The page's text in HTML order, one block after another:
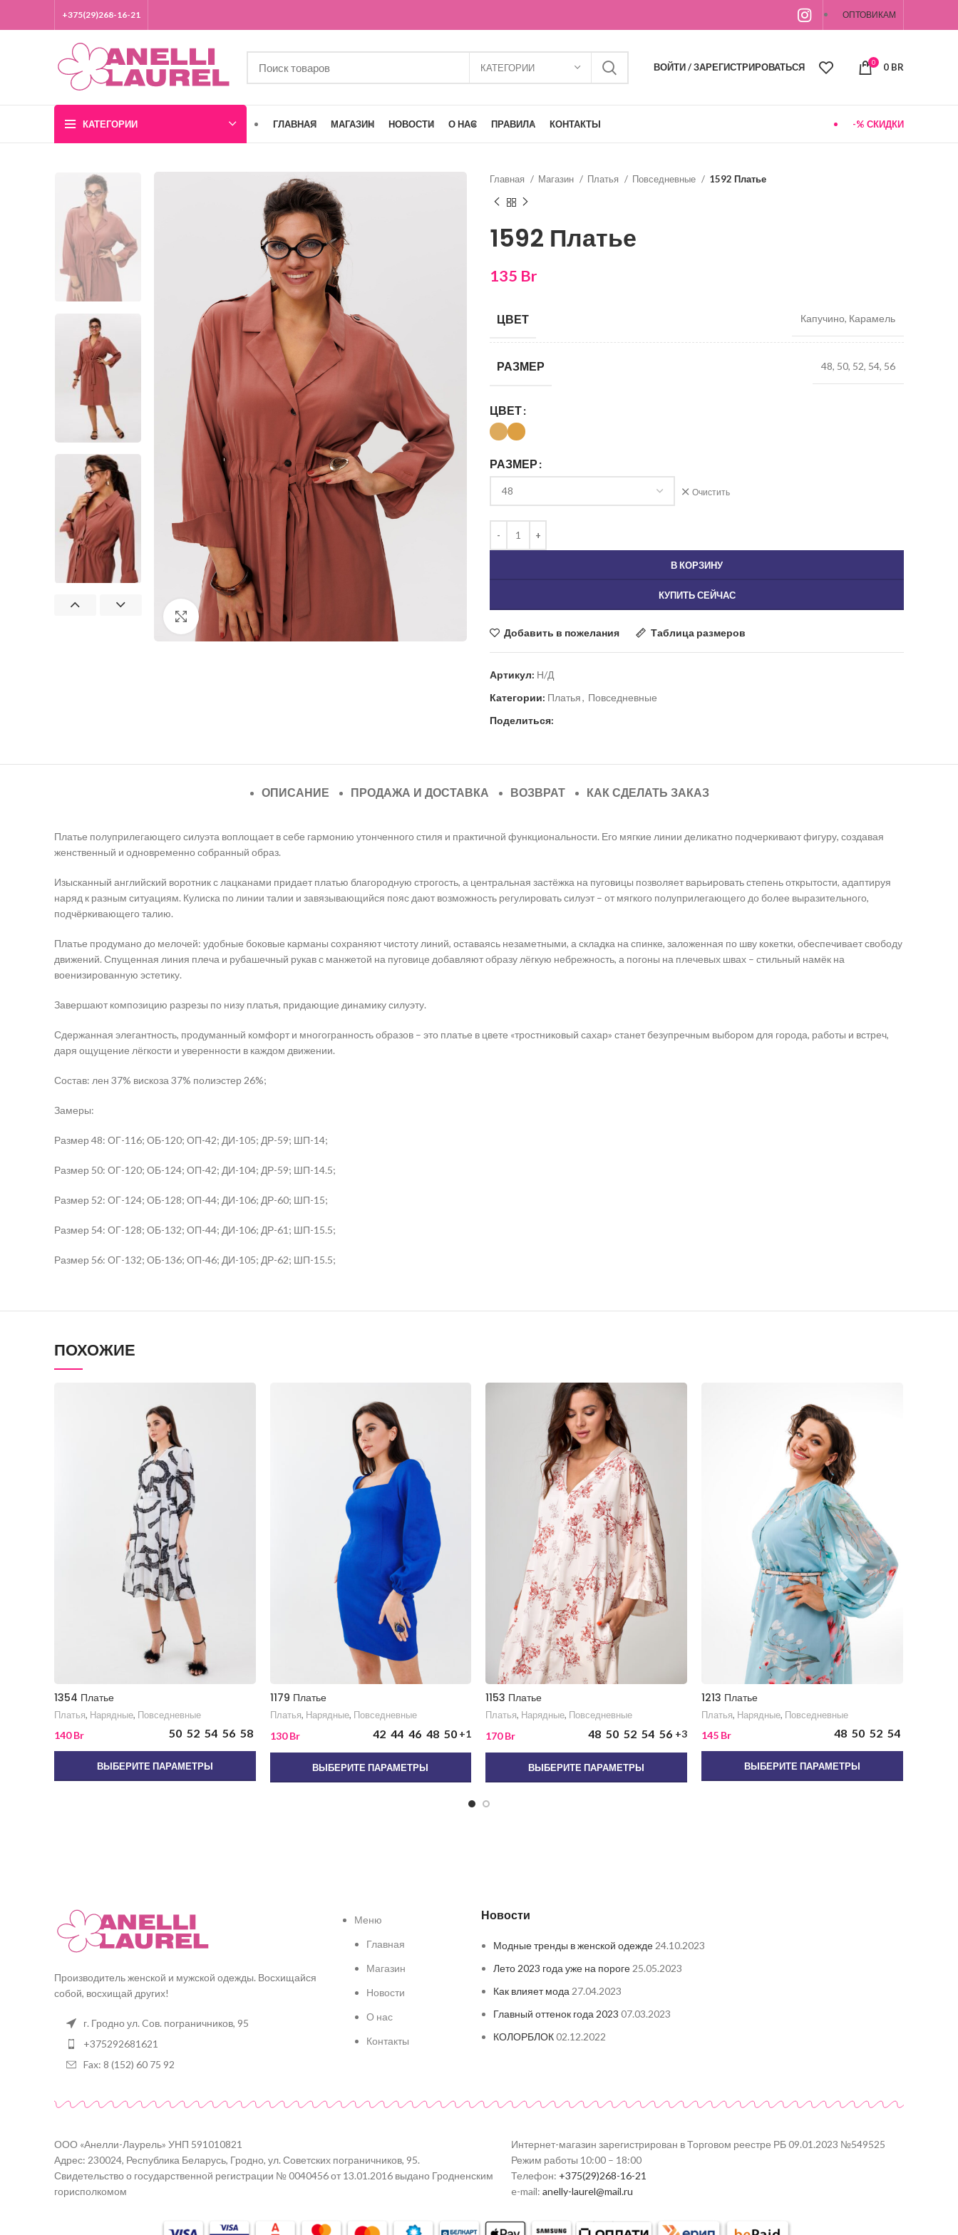
+375(29)268-16-21 ОПТОВИКАМ
КАТЕГОРИИ ВОЙТИ / ЗАРЕГИСТРИРОВАТЬСЯ 0 0 BR
КАТЕГОРИИ ГЛАВНАЯ МАГАЗИН НОВОСТИ О НАС ПРАВИЛА КОНТАКТЫ -% СКИДКИ
Нажмите, чтобы увеличить изображение
Главная Магазин Платья Повседневные 1592 Платье
1592 Платье
135 Br
ЦВЕТ Капучино, Карамель
РАЗМЕР 48, 50, 52, 54, 56
ЦВЕТ
РАЗМЕР
Очистить
В КОРЗИНУ
КУПИТЬ СЕЙЧАС
Добавить в пожелания Таблица размеров
Артикул: Н/Д
Категории: Платья, Повседневные
Поделиться:
ОПИСАНИЕ ПРОДАЖА И ДОСТАВКА ВОЗВРАТ КАК СДЕЛАТЬ ЗАКАЗ
Платье полуприлегающего силуэта воплощает в себе гармонию утонченного стиля и практичной функциональности. Его мягкие линии деликатно подчеркивают фигуру, создавая
женственный и одновременно собранный образ.
Изысканный английский воротник с лацканами придает платью благородную строгость, а центральная застёжка на пуговицы позволяет варьировать степень открытости, адаптируя
наряд к разным ситуациям. Кулиска по линии талии и завязывающийся пояс дают возможность регулировать силуэт – от мягкого полуприлегающего до более выразительного,
подчёркивающего талию.
Платье продумано до мелочей: удобные боковые карманы сохраняют чистоту линий, оставаясь незаметными, а складка на спинке, заложенная по шву кокетки, обеспечивает свободу
движений. Спущенная линия плеча и рубашечный рукав с манжетой на пуговице добавляют образу лёгкую небрежность, а погоны на плечевых швах – стильный намёк на
военизированную эстетику.
Завершают композицию разрезы по низу платья, придающие динамику силуэту.
Сдержанная элегантность, продуманный комфорт и многогранность образов – это платье в цвете «тростниковый сахар» станет безупречным выбором для города, работы и встреч,
даря ощущение лёгкости и уверенности в каждом движении.
Состав: лен 37% вискоза 37% полиэстер 26%;
Замеры:
Размер 48: ОГ-116; ОБ-120; ОП-42; ДИ-105; ДР-59; ШП-14;
Размер 50: ОГ-120; ОБ-124; ОП-42; ДИ-104; ДР-59; ШП-14.5;
Размер 52: ОГ-124; ОБ-128; ОП-44; ДИ-106; ДР-60; ШП-15;
Размер 54: ОГ-128; ОБ-132; ОП-44; ДИ-106; ДР-61; ШП-15.5;
Размер 56: ОГ-132; ОБ-136; ОП-46; ДИ-105; ДР-62; ШП-15.5;
ПОХОЖИЕ
1354 Платье
Платья, Нарядные, Повседневные
140Br 50 52 54 56 58
ВЫБЕРИТЕ ПАРАМЕТРЫ
1179 Платье
Платья, Нарядные, Повседневные
130Br 42 44 46 48 50 +1
ВЫБЕРИТЕ ПАРАМЕТРЫ
1153 Платье
Платья, Нарядные, Повседневные
170Br 48 50 52 54 56 +3
ВЫБЕРИТЕ ПАРАМЕТРЫ
1213 Платье
Платья, Нарядные, Повседневные
145 Br 48 50 52 54
ВЫБЕРИТЕ ПАРАМЕТРЫ
Производитель женской и мужской одежды. Восхищайся
собой, восхищай других!
г. Гродно ул. Cов. пограничников, 95
+375292681621
Fax: 8 (152) 60 75 92
Меню
Главная
Магазин
Новости
О нас
Контакты
Новости
Модные тренды в женской одежде 24.10.2023
Лето 2023 года уже на пороге 25.05.2023
Как влияет мода 27.04.2023
Главный оттенок года 2023 07.03.2023
КОЛОРБЛОК 02.12.2022
ООО «Анелли-Лаурель» УНП 591010821
Адрес: 230024, Республика Беларусь, Гродно, ул. Советских пограничников, 95.
Свидетельство о государственной регистрации № 0040456 от 13.01.2016 выдано Гродненским
горисполкомом
Интернет-магазин зарегистрирован в Торговом реестре РБ 09.01.2023 №549525
Режим работы 10:00 – 18:00
Телефон: +375(29)268-16-21
e-mail: anelly-laurel@mail.ru